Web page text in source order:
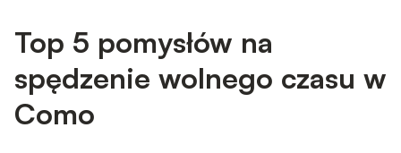
Top 5 pomysłów na
spędzenie wolnego czasu w
Como